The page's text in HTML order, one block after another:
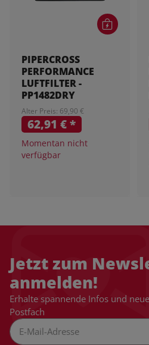
PIPERCROSS
PERFORMANCE
LUFTFILTER -
PP1482DRY
Alter Preis: 69,90 €
62,91 €*
Momentan nicht
verfügbar
Jetzt zum
anmelden!
Erhalte spannende Infos und
Postfach